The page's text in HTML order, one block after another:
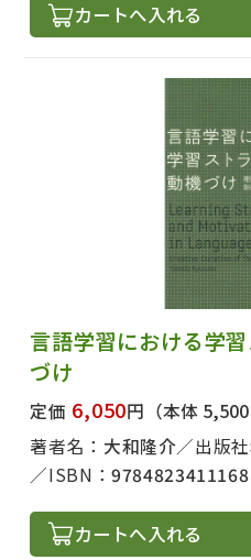
カートへ入れる
言語学習における学
づけ
定価 6,050円 （本体 5,500
著者名： 大和隆介 出版社
ISBN：9784823411168
カートへ入れる